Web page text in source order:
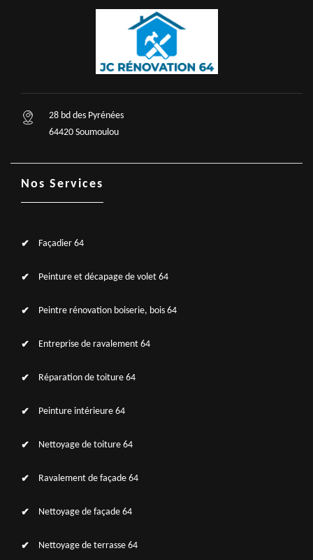
28 bd des Pyrénées
64420 Soumoulou
Nos Services
Façadier 64
Peinture et décapage de volet 64
Peintre rénovation boiserie, bois 64
Entreprise de ravalement 64
Réparation de toiture 64
Peinture intérieure 64
Nettoyage de toiture 64
Ravalement de façade 64
Nettoyage de façade 64
Nettoyage de terrasse 64